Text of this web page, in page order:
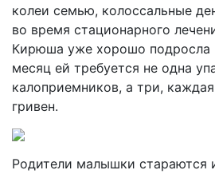
колеи семью, колоссальные
во время стационарного
Кирюша уже хорошо подросла
месяц ей требуется не одна
калоприемников, а три,
гривен.
Родители малышки стараются